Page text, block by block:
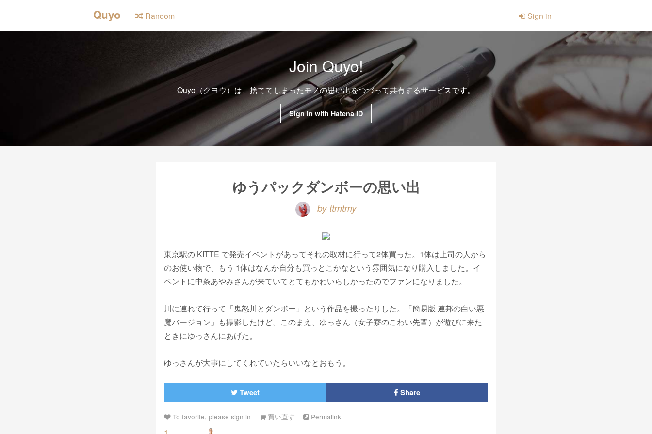
Quyo Random Sign in
Join Quyo!
Quyo（クヨウ）は、捨ててしまったモノの思い出をつづって共有するサービスです。
Sign in with Hatena ID
ゆうパックダンボーの思い出
by ttmtmy
東京駅の KITTE で発売イベントがあってそれの取材に行って2体買った。1体は上司の人から
のお使い物で、もう 1体はなんか自分も買っとこかなという雰囲気になり購入しました。イ
ベントに中条あやみさんが来ていてとてもかわいらしかったのでファンになりました。
川に連れて行って「鬼怒川とダンボー」という作品を撮ったりした。「簡易版 連邦の白い悪
魔バージョン」も撮影したけど、このまえ、ゆっさん（女子寮のこわい先輩）が遊びに来た
ときにゆっさんにあげた。
ゆっさんが大事にしてくれていたらいいなとおもう。
Tweet Share
To favorite, please sign in 買い直す Permalink